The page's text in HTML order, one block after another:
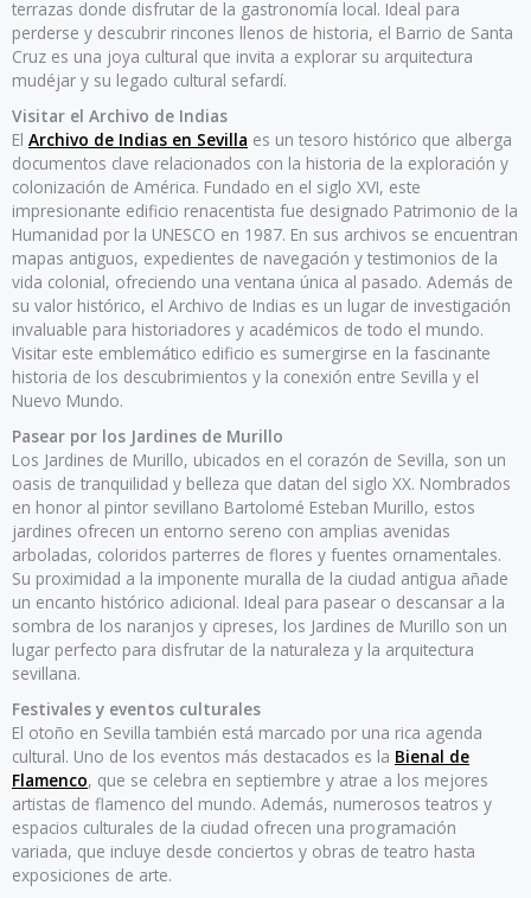
terrazas donde disfrutar de la gastronomía local. Ideal para
perderse y descubrir rincones llenos de historia, el Barrio de Santa
Cruz es una joya cultural que invita a explorar su arquitectura
mudéjar y su legado cultural sefardí.
Visitar el Archivo de Indias
El Archivo de Indias en Sevilla es un tesoro histórico que alberga
documentos clave relacionados con la historia de la exploración y
colonización de América. Fundado en el siglo XVI, este
impresionante edificio renacentista fue designado Patrimonio de la
Humanidad por la UNESCO en 1987. En sus archivos se encuentran
mapas antiguos, expedientes de navegación y testimonios de la
vida colonial, ofreciendo una ventana única al pasado. Además de
su valor histórico, el Archivo de Indias es un lugar de investigación
invaluable para historiadores y académicos de todo el mundo.
Visitar este emblemático edificio es sumergirse en la fascinante
historia de los descubrimientos y la conexión entre Sevilla y el
Nuevo Mundo.
Pasear por los Jardines de Murillo
Los Jardines de Murillo, ubicados en el corazón de Sevilla, son un
oasis de tranquilidad y belleza que datan del siglo XX. Nombrados
en honor al pintor sevillano Bartolomé Esteban Murillo, estos
jardines ofrecen un entorno sereno con amplias avenidas
arboladas, coloridos parterres de flores y fuentes ornamentales.
Su proximidad a la imponente muralla de la ciudad antigua añade
un encanto histórico adicional. Ideal para pasear o descansar a la
sombra de los naranjos y cipreses, los Jardines de Murillo son un
lugar perfecto para disfrutar de la naturaleza y la arquitectura
sevillana.
Festivales y eventos culturales
El otoño en Sevilla también está marcado por una rica agenda
cultural. Uno de los eventos más destacados es la Bienal de
Flamenco, que se celebra en septiembre y atrae a los mejores
artistas de flamenco del mundo. Además, numerosos teatros y
espacios culturales de la ciudad ofrecen una programación
variada, que incluye desde conciertos y obras de teatro hasta
exposiciones de arte.